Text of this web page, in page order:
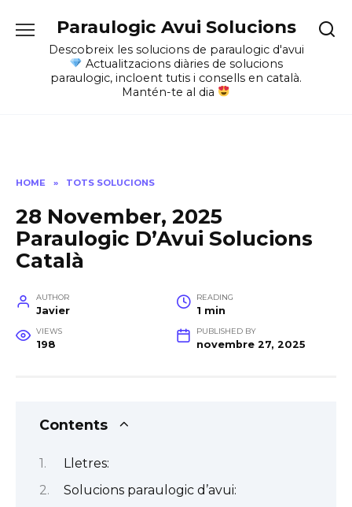
content
Paraulogic Avui Solucions
Descobreix les solucions de paraulogic d'avui
Actualitzacions diàries de solucions
paraulogic, incloent tutis i consells en català.
Mantén-te al dia
HOME » TOTS SOLUCIONS
28 November, 2025
Paraulogic D’Avui Solucions
Català
AUTHOR
Javier
READING
1 min
VIEWS
198
PUBLISHED BY
novembre 27, 2025
Contents
Lletres:
Solucions paraulogic d’avui: